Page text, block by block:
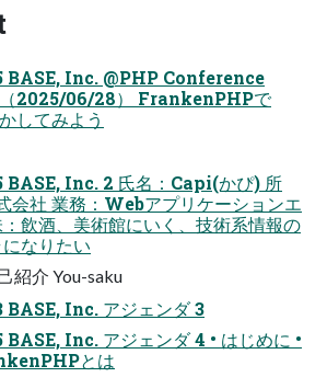
BASE, Inc. @PHP Conference
2025/06/28） FrankenPHPで
してみよう
Inc. 2 氏名：Capi(かぴ) 所
会社 業務：Webアプリケーションエ
飲酒、美術館にいく、技術系情報の
なりたい
紹介 You-saku
Inc. アジェンダ 3
Inc. アジェンダ 4 • はじめに •
とは